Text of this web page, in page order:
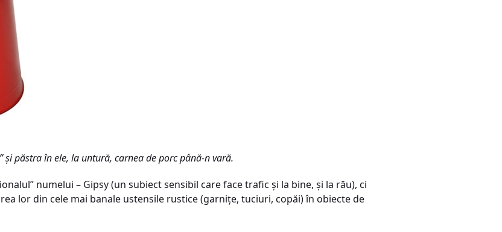
păstra în ele, la untură, carnea de porc până-n vară.
numelui – Gipsy (un subiect sensibil care face trafic şi la bine, şi la rău), ci
lor din cele mai banale ustensile rustice (garniţe, tuciuri, copăi) în obiecte de